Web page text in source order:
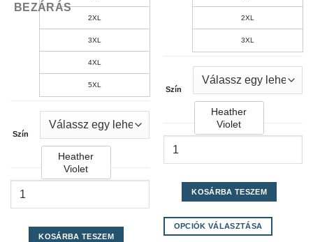
2XL
3XL
4XL
5XL
Szín
Heather
Violet
KOSÁRBA TESZEM
2XL
3XL
Szín
Heather
Violet
KOSÁRBA TESZEM
OPCIÓK VÁLASZTÁSA
BEZÁRÁS